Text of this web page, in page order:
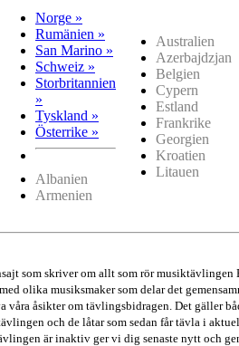
Norge »
Rumänien »
San Marino »
Schweiz »
Storbritannien
»
Tyskland »
Österrike »
Albanien
Armenien
Australien
Azerbajdzjan
Belgien
Cypern
Estland
Frankrike
Georgien
Kroatien
Litauen
som skriver om allt som rör musiktävlingen
olika musiksmaker som delar det
våra åsikter om tävlingsbidragen. Det gäller
och de låtar som sedan får tävla i
är inaktiv ger vi dig senaste nytt och